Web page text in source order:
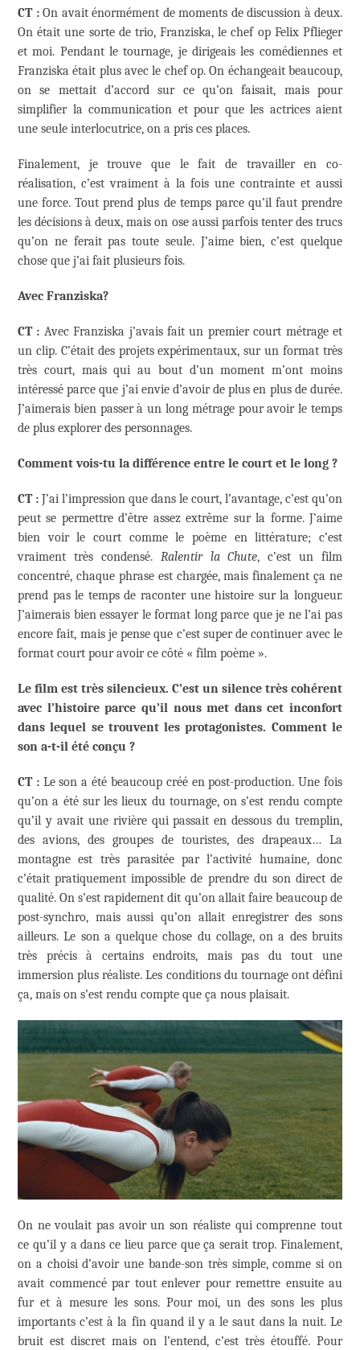
CT :On avait énormément de moments de discussion à deux.
On était une sorte de trio, Franziska, le chef op Felix Pflieger
et moi. Pendant le tournage, je dirigeais les comédiennes et
Franziska était plus avec le chef op. On échangeait beaucoup,
on se mettait d’accord sur ce qu’on faisait, mais pour
simplifier la communication et pour que les actrices aient
une seule interlocutrice, on a pris ces places.
Finalement, je trouve que le fait de travailler en co-
réalisation, c’est vraiment à la fois une contrainte et aussi
une force. Tout prend plus de temps parce qu’il faut prendre
les décisions à deux, mais on ose aussi parfois tenter des trucs
qu’on ne ferait pas toute seule. J’aime bien, c’est quelque
chose que j’ai fait plusieurs fois.
Avec Franziska?
CT : Avec Franziska j’avais fait un premier court métrage et
un clip. C’était des projets expérimentaux, sur un format très
très court, mais qui au bout d’un moment m’ont moins
intéressé parce que j’ai envie d’avoir de plus en plus de durée.
J’aimerais bien passer à un long métrage pour avoir le temps
de plus explorer des personnages.
Comment vois-tu la différence entre le court et le long ?
CT : J’ai l’impression que dans le court, l’avantage, c’est qu’on
peut se permettre d’être assez extrême sur la forme. J’aime
bien voir le court comme le poème en littérature; c’est
vraiment très condensé.Ralentir la Chute, c’est un film
concentré, chaque phrase est chargée, mais finalement ça ne
prend pas le temps de raconter une histoire sur la longueur.
J’aimerais bien essayer le format long parce que je ne l’ai pas
encore fait, mais je pense que c’est super de continuer avec le
format court pour avoir ce côté « film poème ».
Le film est très silencieux. C’est un silence très cohérent
avec l’histoire parce qu’il nous met dans cet inconfort
dans lequel se trouvent les protagonistes. Comment le
son a-t-il été conçu ?
CT :Le son a été beaucoup créé en post-production. Une fois
qu’on a été sur les lieux du tournage, on s’est rendu compte
qu’il y avait une rivière qui passait en dessous du tremplin,
des avions, des groupes de touristes, des drapeaux… La
montagne est très parasitée par l’activité humaine, donc
c’était pratiquement impossible de prendre du son direct de
qualité. On s’est rapidement dit qu’on allait faire beaucoup de
post-synchro, mais aussi qu’on allait enregistrer des sons
ailleurs. Le son a quelque chose du collage, on a des bruits
très précis à certains endroits, mais pas du tout une
immersion plus réaliste. Les conditions du tournage ont défini
ça, mais on s’est rendu compte que ça nous plaisait.
On ne voulait pas avoir un son réaliste qui comprenne tout
ce qu’il y a dans ce lieu parce que ça serait trop. Finalement,
on a choisi d’avoir une bande-son très simple, comme si on
avait commencé par tout enlever pour remettre ensuite au
fur et à mesure les sons. Pour moi, un des sons les plus
importants c’est à la fin quand il y a le saut dans la nuit. Le
bruit est discret mais on l’entend, c’est très étouffé. Pour